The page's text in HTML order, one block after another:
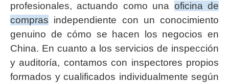
profesionales, actuando como una oficina de
compras independiente con un conocimiento
genuino de cómo se hacen los negocios en
China. En cuanto a los servicios de inspección
y auditoría, contamos con inspectores propios
formados y cualificados individualmente según